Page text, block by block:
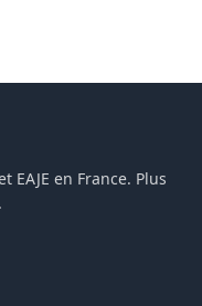
EAJE en France. Plus